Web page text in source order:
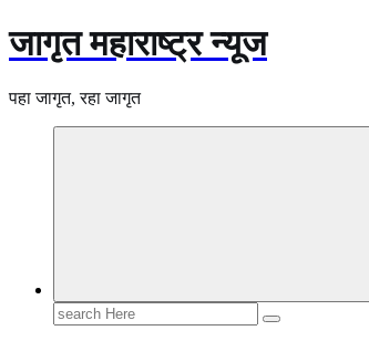
जागृत महाराष्ट्र न्यूज
पहा जागृत, रहा जागृत
Search
for: